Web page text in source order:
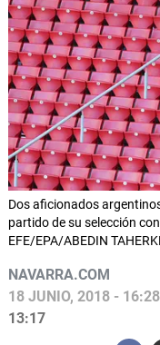
Dos aficionados
partido de su selección
EFE/EPA/ABEDIN
NAVARRA.COM
18 JUNIO, 2018 - 16:28
13:17